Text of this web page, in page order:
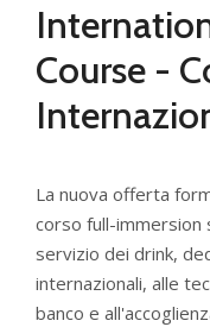
Course -
La nuova offerta
corso full-immersion
servizio dei drink,
internazionali, alle
banco e